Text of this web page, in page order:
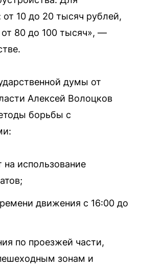
10 до 20 тысяч рублей,
80 до 100 тысяч», —
думы от
Алексей Волоцков
борьбы с
на использование
движения с 16:00 до
по проезжей части,
зонам и